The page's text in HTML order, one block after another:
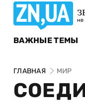
не
ВАЖНЫЕ ТЕМЫ
ГЛАВНАЯ МИР